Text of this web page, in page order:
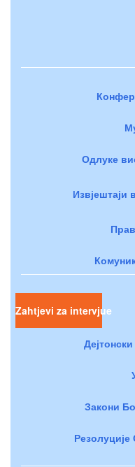
Одлуке
Извјештаји
Zahtjevi za intervjue
Закони
Резолуције